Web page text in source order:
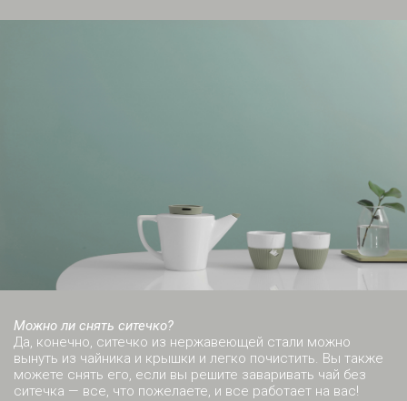
Можно ли снять ситечко?
Да, конечно, ситечко из нержавеющей стали можно
вынуть из чайника и крышки и легко почистить. Вы также
можете снять его, если вы решите заваривать чай без
ситечка — все, что пожелаете, и все работает на вас!